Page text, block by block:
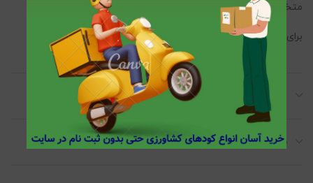
متخصصان در این زمینه استفاده کنید.
برای استفاده دقیق تر این محصول بهاینجا مراجعه کنید .
توضیحات تکمیلی
نظرات (0)